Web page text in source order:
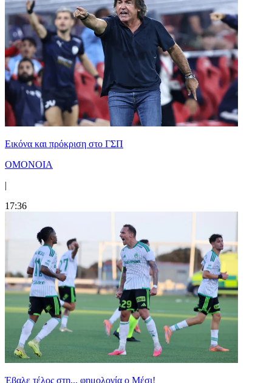
Εικόνα και πρόκριση στο ΓΣΠ
ΟΜΟΝΟΙΑ
|
17:36
Έβαλε τέλος στη... φημολογία o Μέσι!